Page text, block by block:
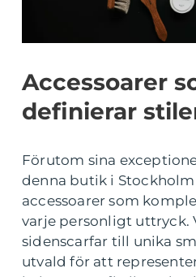
Accessoarer
definierar
Förutom sina
denna butik i
accessoarer som
varje personligt uttryck.
sidenscarfar till unika
utvald för att